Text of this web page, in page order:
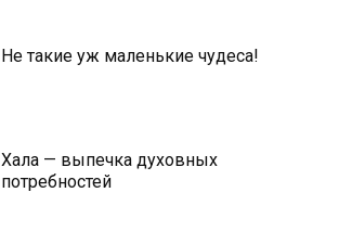
Не такие уж маленькие чудеса!
Хала — выпечка духовных
потребностей